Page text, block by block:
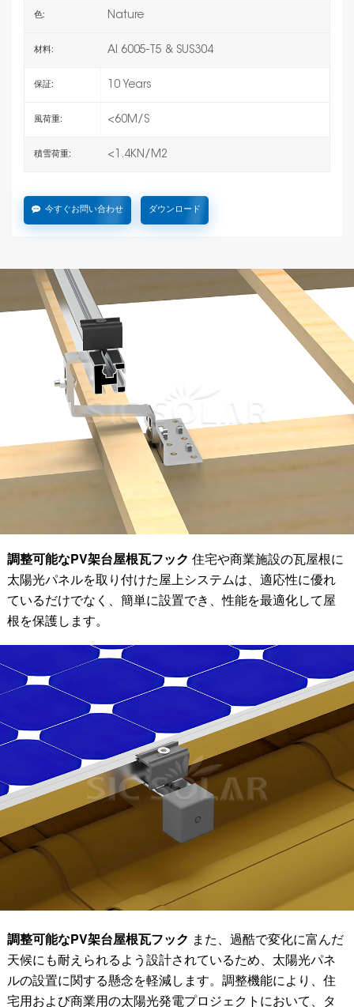
色: Nature
材料: Al 6005-T5 & SUS304
保証: 10 Years
風荷重: <60M/S
積雪荷重: <1.4KN/M2
今すぐお問い合わせ ダウンロード
調整可能なPV架台屋根瓦フック 住宅や商業施設の瓦屋根に
太陽光パネルを取り付けた屋上システムは、適応性に優れ
ているだけでなく、簡単に設置でき、性能を最適化して屋
根を保護します。
調整可能なPV架台屋根瓦フック また、過酷で変化に富んだ
天候にも耐えられるよう設計されているため、太陽光パネ
ルの設置に関する懸念を軽減します。調整機能により、住
宅用および商業用の太陽光発電プロジェクトにおいて、タ